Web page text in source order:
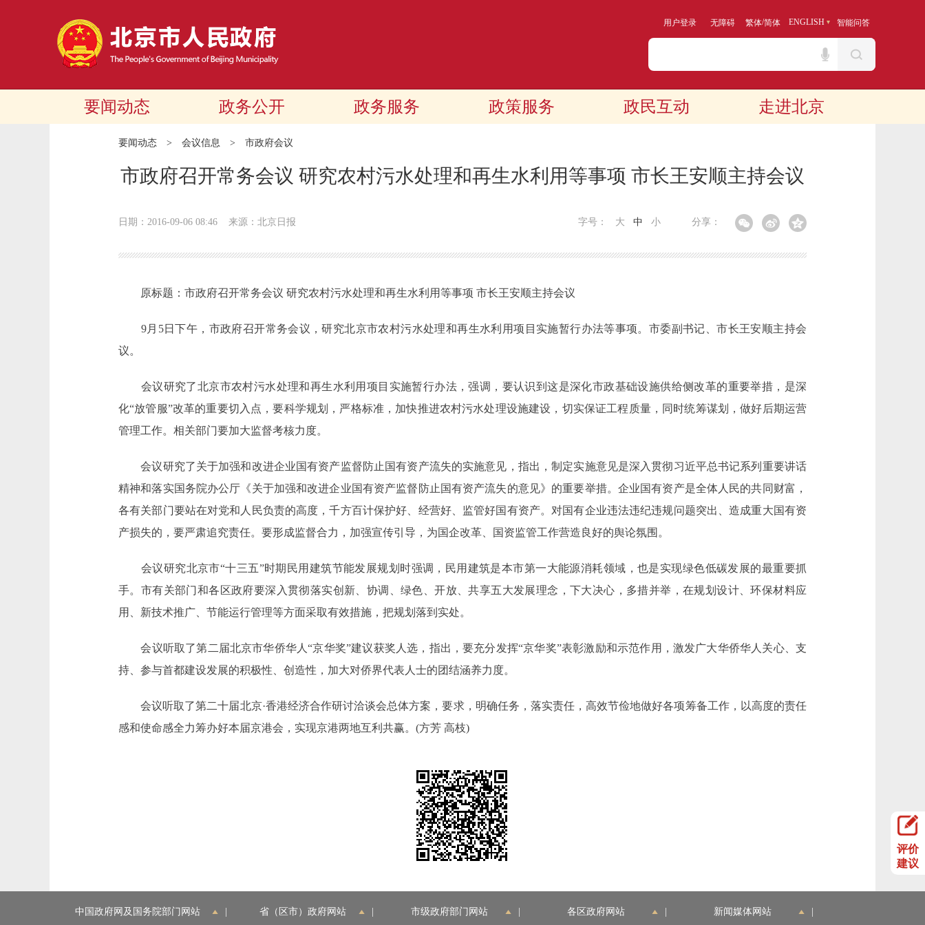
用户登录 无障碍 繁体/简体 ENGLISH 智能问答
要闻动态 政务公开 政务服务 政策服务 政民互动 走进北京
要闻动态 > 会议信息 > 市政府会议
市政府召开常务会议 研究农村污水处理和再生水利用等事项 市长王安顺主持会议
日期：2016-09-06 08:46 来源：北京日报 分享：
字号： 大 中 小
原标题：市政府召开常务会议 研究农村污水处理和再生水利用等事项 市长王安顺主持会议
9月5日下午，市政府召开常务会议，研究北京市农村污水处理和再生水利用项目实施暂行办法等事项。市委副书记、市长王安顺主持会
议。
会议研究了北京市农村污水处理和再生水利用项目实施暂行办法，强调，要认识到这是深化市政基础设施供给侧改革的重要举措，是深
化“放管服”改革的重要切入点，要科学规划，严格标准，加快推进农村污水处理设施建设，切实保证工程质量，同时统筹谋划，做好后期运营
管理工作。相关部门要加大监督考核力度。
会议研究了关于加强和改进企业国有资产监督防止国有资产流失的实施意见，指出，制定实施意见是深入贯彻习近平总书记系列重要讲话
精神和落实国务院办公厅《关于加强和改进企业国有资产监督防止国有资产流失的意见》的重要举措。企业国有资产是全体人民的共同财富，
各有关部门要站在对党和人民负责的高度，千方百计保护好、经营好、监管好国有资产。对国有企业违法违纪违规问题突出、造成重大国有资
产损失的，要严肃追究责任。要形成监督合力，加强宣传引导，为国企改革、国资监管工作营造良好的舆论氛围。
会议研究北京市“十三五”时期民用建筑节能发展规划时强调，民用建筑是本市第一大能源消耗领域，也是实现绿色低碳发展的最重要抓
手。市有关部门和各区政府要深入贯彻落实创新、协调、绿色、开放、共享五大发展理念，下大决心，多措并举，在规划设计、环保材料应
用、新技术推广、节能运行管理等方面采取有效措施，把规划落到实处。
会议听取了第二届北京市华侨华人“京华奖”建议获奖人选，指出，要充分发挥“京华奖”表彰激励和示范作用，激发广大华侨华人关心、支
持、参与首都建设发展的积极性、创造性，加大对侨界代表人士的团结涵养力度。
会议听取了第二十届北京·香港经济合作研讨洽谈会总体方案，要求，明确任务，落实责任，高效节俭地做好各项筹备工作，以高度的责任
感和使命感全力筹办好本届京港会，实现京港两地互利共赢。(方芳 高枝)
评价
建议
中国政府网及国务院部门网站 省（区市）政府网站 市级政府部门网站 各区政府网站 新闻媒体网站